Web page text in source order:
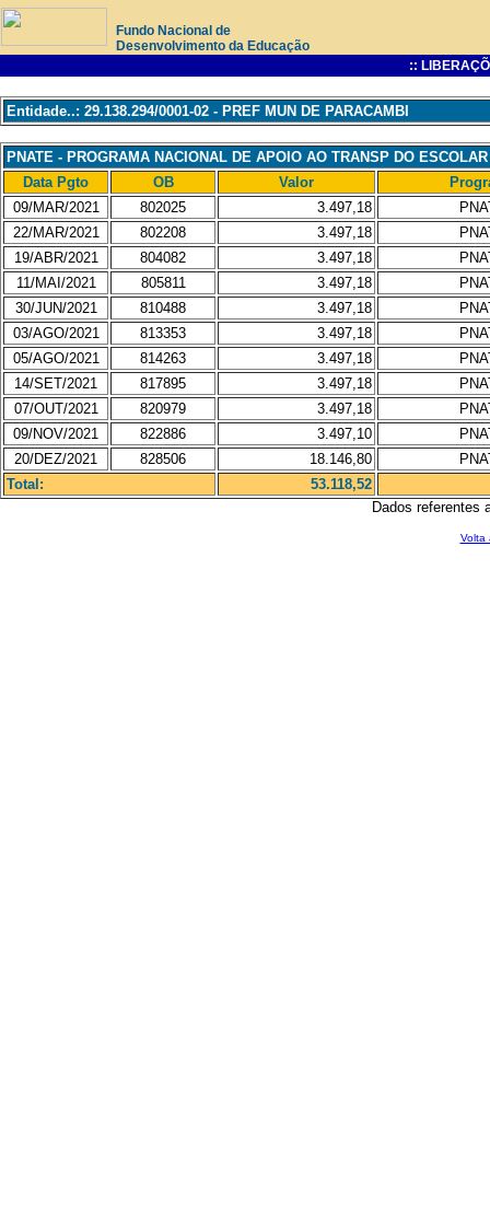
Fundo Nacional de
Desenvolvimento da Educação
::
Entidade..: 29.138.294/0001-02 - PREF MUN DE PARACAMBI
PNATE - PROGRAMA NACIONAL DE APOIO AO TRANSP DO ESCOLAR
Data Pgto
OB Valor
09/MAR/2021
802025 3.497,18
22/MAR/2021
802208 3.497,18
19/ABR/2021
804082 3.497,18
11/MAI/2021
805811 3.497,18
30/JUN/2021
810488 3.497,18
03/AGO/2021
813353 3.497,18
05/AGO/2021
814263 3.497,18
14/SET/2021
817895 3.497,18
07/OUT/2021
820979 3.497,18
09/NOV/2021
822886 3.497,10
20/DEZ/2021
828506 18.146,80
Total:
53.118,52
Dados referentes
Volta